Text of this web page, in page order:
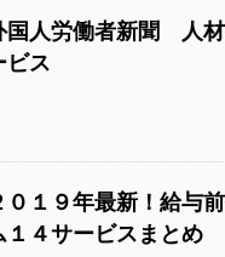
国人労働者新聞 人
ビス
０１９年最新！給与
１４サービスまとめ